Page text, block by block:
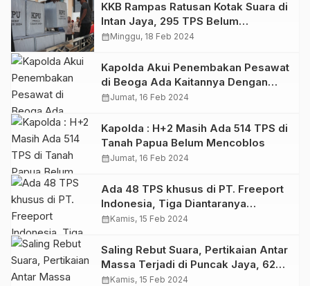
KKB Rampas Ratusan Kotak Suara di
Intan Jaya, 295 TPS Belum
Mencoblos
calendar_monthMinggu, 18 Feb 2024
Kapolda Akui Penembakan Pesawat
di Beoga Ada Kaitannya Dengan
Pileg
calendar_monthJumat, 16 Feb 2024
Kapolda : H+2 Masih Ada 514 TPS di
Tanah Papua Belum Mencoblos
calendar_monthJumat, 16 Feb 2024
Ada 48 TPS khusus di PT. Freeport
Indonesia, Tiga Diantaranya
Tertinggi di Indonesia
calendar_monthKamis, 15 Feb 2024
Saling Rebut Suara, Pertikaian Antar
Massa Terjadi di Puncak Jaya, 62
Orang Terluka
calendar_monthKamis, 15 Feb 2024